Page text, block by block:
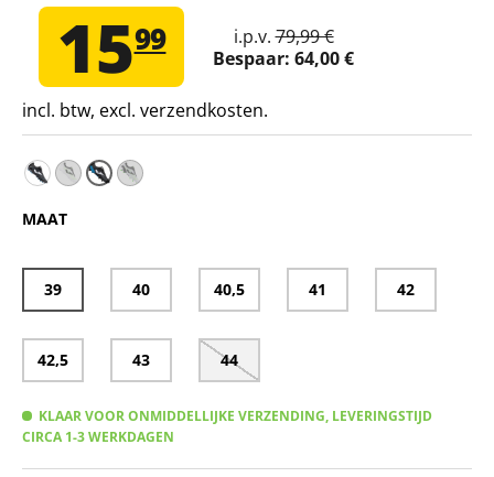
1599 i.p.v.79,99 €
Bespaar: 64,00 €
incl. btw, excl. verzendkosten.
MAAT
39 40 40,5 41 42
42,5 43 44
KLAAR VOOR ONMIDDELLIJKE VERZENDING, LEVERINGSTIJD
CIRCA 1-3 WERKDAGEN